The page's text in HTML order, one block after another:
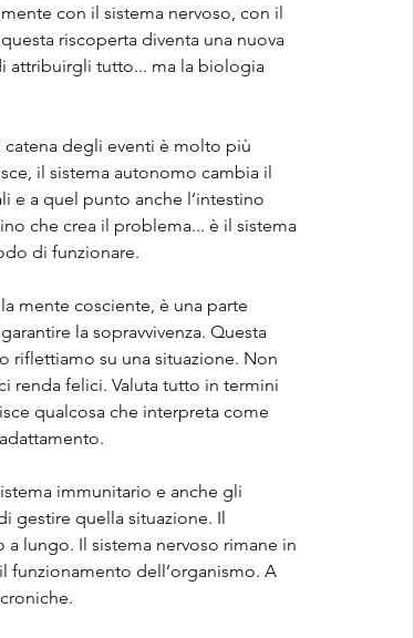
con il sistema nervoso, con il
riscoperta diventa una nuova
attribuirgli tutto... ma la biologia
catena degli eventi è molto più
il sistema autonomo cambia il
e a quel punto anche l’intestino
che crea il problema... è il sistema
di funzionare.
mente cosciente, è una parte
la sopravvivenza. Questa
riflettiamo su una situazione. Non
renda felici. Valuta tutto in termini
qualcosa che interpreta come
immunitario e anche gli
gestire quella situazione. Il
lungo. Il sistema nervoso rimane in
funzionamento dell’organismo. A